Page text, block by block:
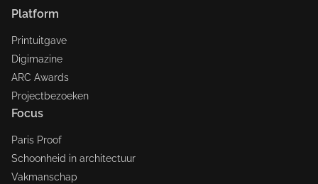
Platform
Printuitgave
Digimazine
ARC Awards
Projectbezoeken
Focus
Paris Proof
Schoonheid in architectuur
Vakmanschap